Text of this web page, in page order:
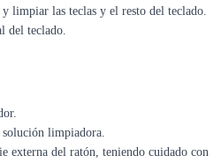
limpiar las teclas y el resto del teclado.
del teclado.
limpiadora.
externa del ratón, teniendo cuidado con